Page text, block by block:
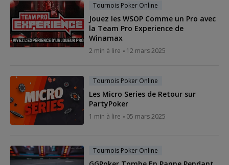
Tournois Poker Online
Jouez les WSOP Comme un Pro avec
la Team Pro Experience de
Winamax
2 min à lire 12 mars 2025
Tournois Poker Online
Les Micro Series de Retour sur
PartyPoker
1 min à lire 05 mars 2025
Tournois Poker Online